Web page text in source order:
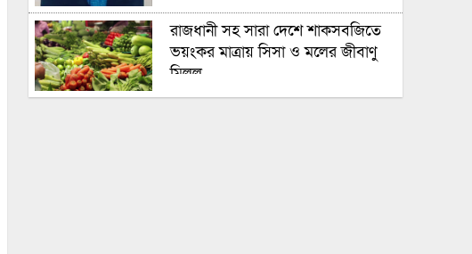
রাজধানী সহ সারা দেশে শাকসবজিতে
ভয়ংকর মাত্রায় সিসা ও মলের জীবাণু
মিলল